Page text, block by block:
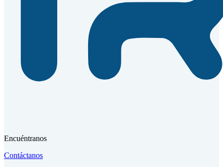
Encuéntranos
Contáctanos